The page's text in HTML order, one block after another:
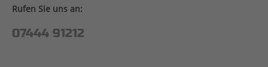
Rufen Sie uns an:
07444 91212